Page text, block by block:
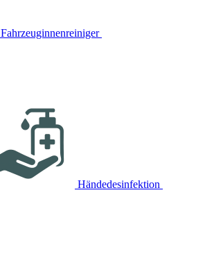
Fahrzeuginnenreiniger
Händedesinfektion